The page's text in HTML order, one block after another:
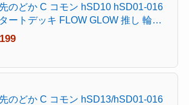
のどか C コモン hSD10 hSD01-016
ートデッキ FLOW GLOW 推し 輪堂
のどか C コモン hSD13/hSD01-016